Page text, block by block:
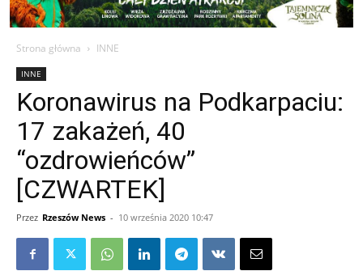
Strona główna INNE
INNE
Koronawirus na Podkarpaciu:
17 zakażeń, 40
“ozdrowieńców”
[CZWARTEK]
Przez Rzeszów News - 10 września 2020 10:47